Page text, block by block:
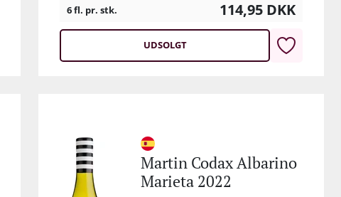
6 fl. pr. stk.
114,95 DKK
UDSOLGT
Martin Codax Albarino
Marieta 2022